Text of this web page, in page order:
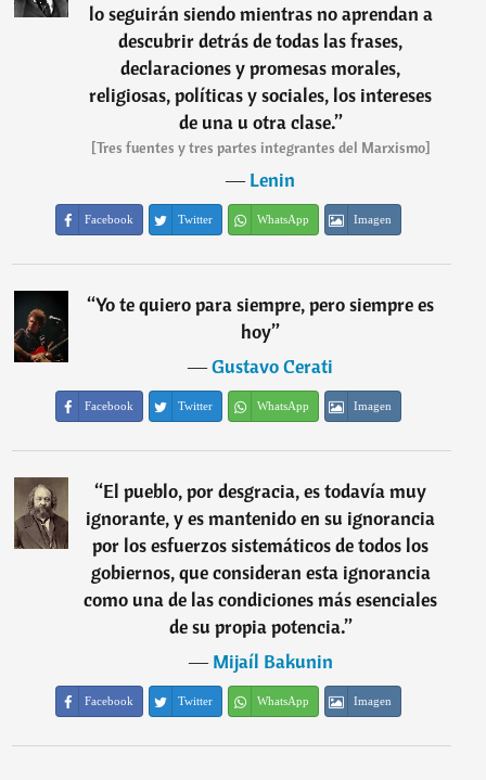
lo seguirán siendo mientras no aprendan a
descubrir detrás de todas las frases,
declaraciones y promesas morales,
religiosas, políticas y sociales, los intereses
de una u otra clase.”
[Tres fuentes y tres partes integrantes del Marxismo]
―Lenin
Facebook Twitter WhatsApp Imagen
“Yo te quiero para siempre, pero siempre es
hoy”
―Gustavo Cerati
Facebook Twitter WhatsApp Imagen
“El pueblo, por desgracia, es todavía muy
ignorante, y es mantenido en su ignorancia
por los esfuerzos sistemáticos de todos los
gobiernos, que consideran esta ignorancia
como una de las condiciones más esenciales
de su propia potencia.”
―Mijaíl Bakunin
Facebook Twitter WhatsApp Imagen